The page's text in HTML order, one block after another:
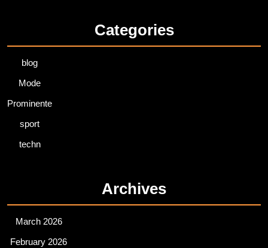
Categories
blog
Mode
Prominente
sport
techn
Archives
March 2026
February 2026